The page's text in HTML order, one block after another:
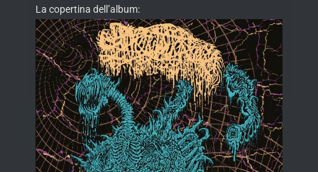
La copertina dell’album: